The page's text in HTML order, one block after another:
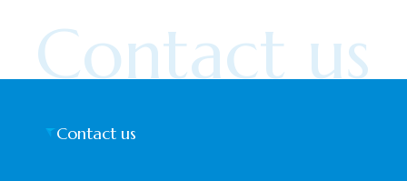
Contact us
Contact us